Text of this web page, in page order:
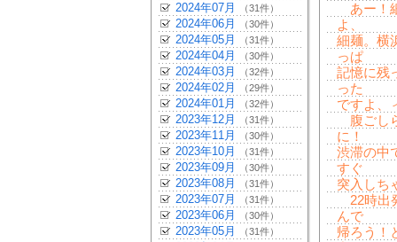
2024年07月 （31件）
2024年06月 （30件）
2024年05月 （31件）
2024年04月 （30件）
2024年03月 （32件）
2024年02月 （29件）
2024年01月 （32件）
2023年12月 （31件）
2023年11月 （30件）
2023年10月 （31件）
2023年09月 （30件）
2023年08月 （31件）
2023年07月 （31件）
2023年06月 （30件）
2023年05月 （31件）
あー！
よ、
細麺。横
っぱ
記憶に残
った
ですよ、
腹ごし
に！
渋滞の中
すぐ
突入しち
22時出
んで
帰ろう！